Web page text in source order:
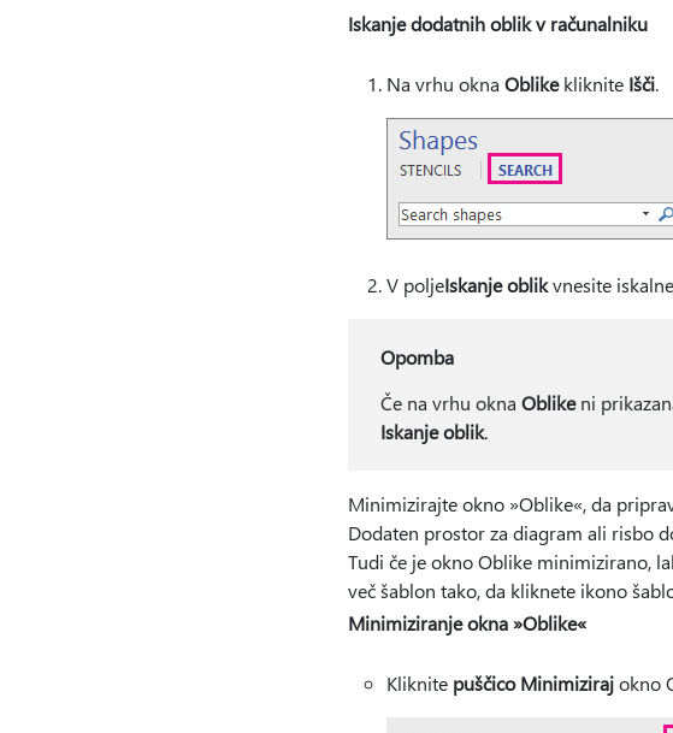
Iskanje dodatnih oblik v računalniku
Na vrhu okna Oblikekliknite Išči.
V poljeIskanje oblikvnesite
Opomba
Če na vrhu oknaOblikeni
Iskanje oblik.
Minimizirajte okno »Oblike«, da
Dodaten prostor za diagram ali risbo
Tudi če jeokno Oblike minimizirano,
več šablon tako, da kliknete ikono
Minimiziranje okna »Oblike«
Kliknite puščico Minimizirajokno